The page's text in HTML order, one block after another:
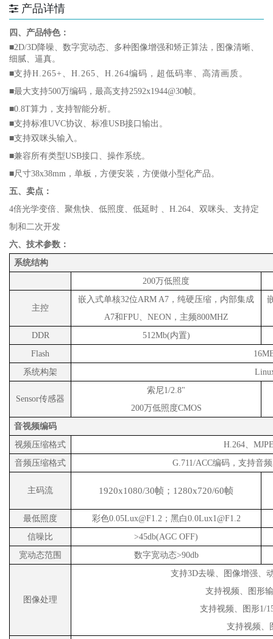
产品详情
四、产品特色：
■2D/3D降噪、数字宽动态、多种图像增强和矫正算法，图像清晰、
细腻、逼真。
■支持H.265+、H.265、H.264编码，超低码率、高清画质。
■最大支持500万编码，最高支持2592x1944@30帧。
■0.8T算力，支持智能分析。
■支持标准UVC协议、标准USB接口输出。
■支持双咪头输入。
■兼容所有类型USB接口、操作系统。
■尺寸38x38mm，单板，方便安装，方便做小型化产品。
五、卖点：
4倍光学变倍、聚焦快、低照度、低延时 、H.264、双咪头、支持定
制和二次开发
六、技术参数：
系统结构
200万低照度
主控
嵌入式单核32位ARM A7，纯硬压缩， 内部集成
A7和FPU、 NEON，主频800MHZ
DDR
512Mb(内置)
Flash
系统构架
Sensor传感器
索尼1/2.8"
200万低照度CMOS
音视频编码
视频压缩格式
H.264、
音频压缩格式
G.711/ACC编码，支持音
主码流 1920x1080/30帧；1280x720/60帧
最低照度 彩色0.05Lux@F1.2；黑白0.0Lux1@F1.2
信噪比
>45db(AGC OFF)
宽动态范围
数字宽动态>90db
图像处理
支持3D去噪、 图 像增强、
支持视频、 图 形输
支持视频、 图 形1/
支持视频、